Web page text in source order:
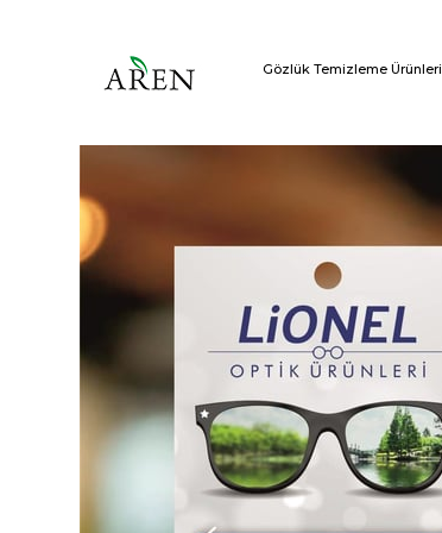
Gözlük Temizleme Ürünleri